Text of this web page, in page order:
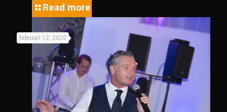
Read more
februari 12, 2020